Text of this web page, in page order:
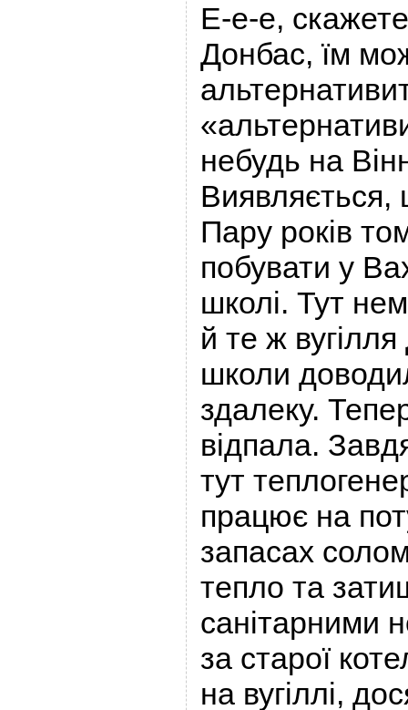
Е-е-е,
Донбас, їм
небудь на
Пару років
побувати у
школі. Тут
й те ж
школи
здалеку.
відпала.
тут
працює на
запасах
тепло та
санітарними
за старої
на вугіллі,